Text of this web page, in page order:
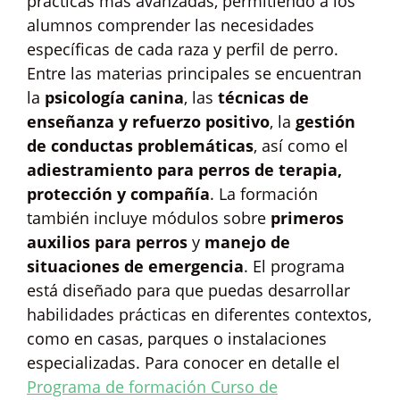
alumnos comprender las necesidades
específicas de cada raza y perfil de perro.
Entre las materias principales se encuentran
la psicología canina, las técnicas de
enseñanza y refuerzo positivo, la gestión
de conductas problemáticas, así como el
adiestramiento para perros de terapia,
protección y compañía. La formación
también incluye módulos sobre primeros
auxilios para perros y manejo de
situaciones de emergencia. El programa
está diseñado para que puedas desarrollar
habilidades prácticas en diferentes contextos,
como en casas, parques o instalaciones
especializadas. Para conocer en detalle el
Programa de formación Curso de